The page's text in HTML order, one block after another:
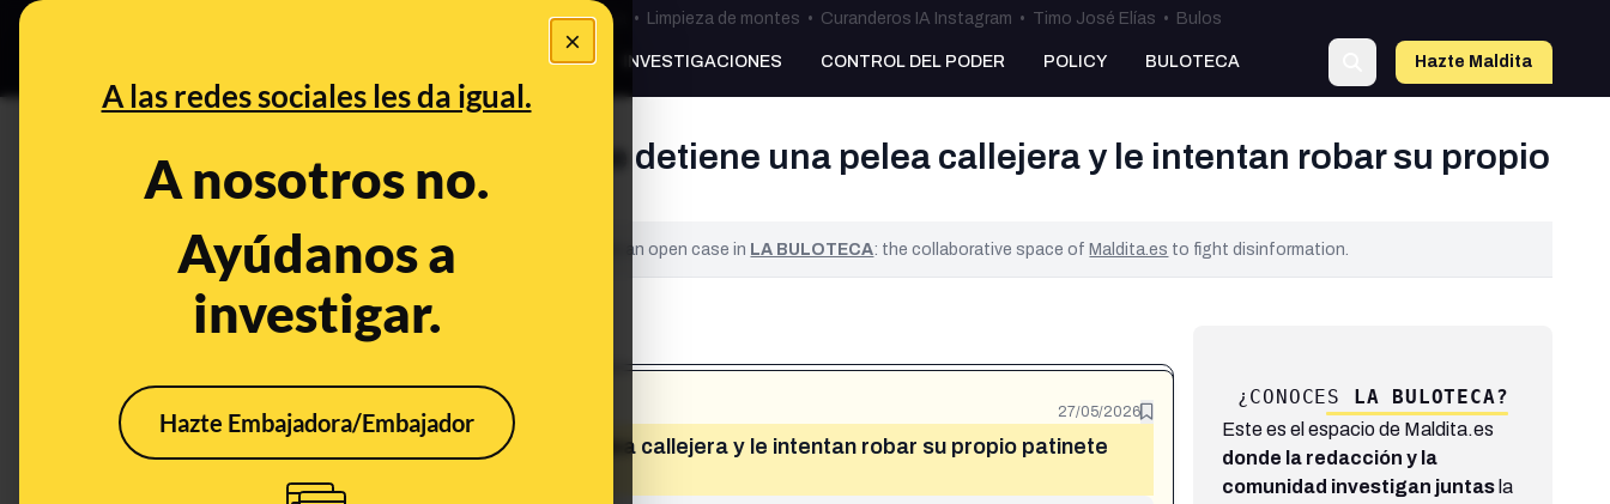
×
A las redes sociales les da igual.
A nosotros no.
Ayúdanos a
investigar.
Hazte Embajadora/Embajador
Bulos Ceuta • Limpieza de montes • Curanderos IA Instagram • Timo José Elías • Bulos
PREBUNKING INVESTIGACIONES CONTROL DEL PODER POLICY BULOTECA Hazte Maldita
¿Un vídeo muestra un hombre que detiene una pelea callejera y le intentan robar su propio
patinete eléctrico?
This content has NOT yet been verified. It is an open case in LA BULOTECA: the collaborative space ofMaldita.es to fight disinformation.
What's being said: 27/05/2026
«Un vídeo muestra un hombre que detiene una pelea callejera y le intentan robar su propio patinete
¿CONOCES LA BULOTECA?
Este es el espacio de Maldita.es
donde la redacción y la
comunidad investigan juntasla